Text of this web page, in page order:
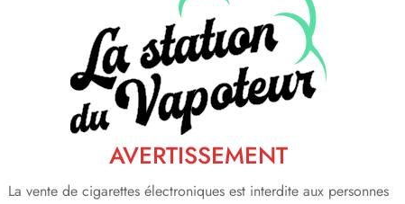
AVERTISSEMENT
La vente de cigarettes électroniques est interdite aux personnes